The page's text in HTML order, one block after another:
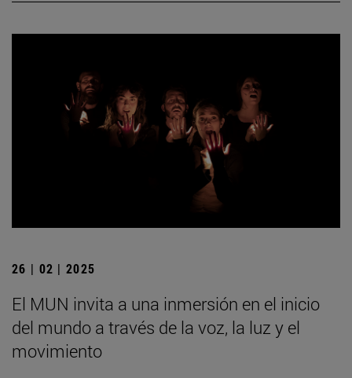
26 | 02 | 2025
El MUN invita a una inmersión en el inicio
del mundo a través de la voz, la luz y el
movimiento